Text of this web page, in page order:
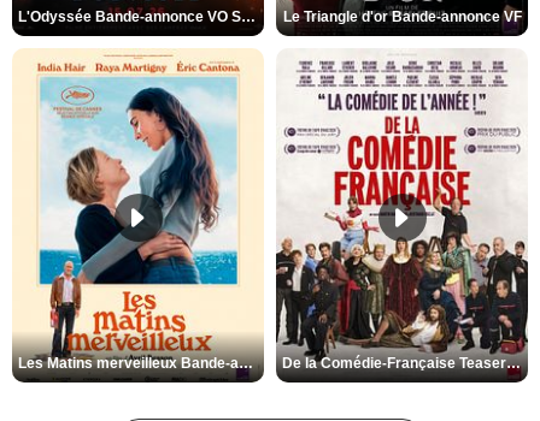
L'Odyssée Bande-annonce VO STFR Le Triangle d'or Bande-annonce VF
Les Matins merveilleux Bande-annonce VF De la Comédie-Française Teaser VF